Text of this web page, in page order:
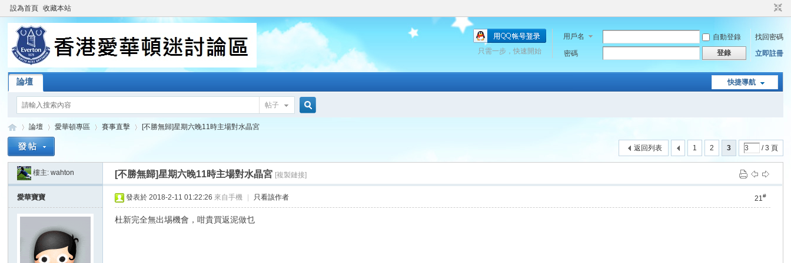
設為首頁 收藏本站
用戶名 自動登錄
找回密碼
密碼
登錄 立即註冊
只需一步，快速開始
快捷導航
論壇
帖子
索
»
論壇
›
愛華頓專區 賽事直擊
›
[不勝無歸]星期六晚11時主場對水晶宮
1 2 3 / 3 頁
返回列表
樓主:wahton [不勝無歸]星期六晚11時主場對水晶宮 [複製鏈接]
愛華寶寶 21#
發表於 2018-2-11 01:22:26 來自手機 只看該作者
杜新完全無出埸機會，咁貴買返泥做乜